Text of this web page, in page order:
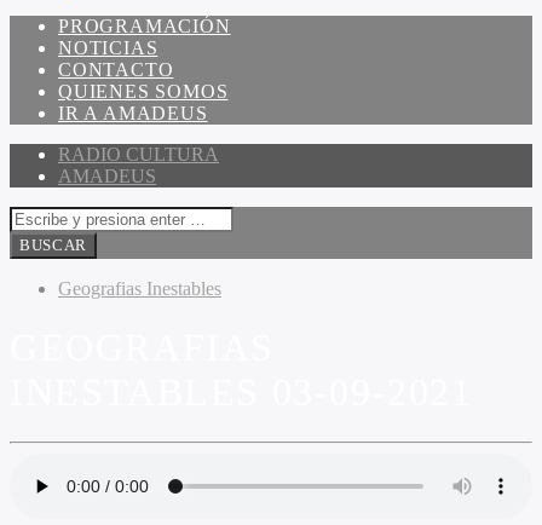
PROGRAMACIÓN
NOTICIAS
CONTACTO
QUIENES SOMOS
IR A AMADEUS
RADIO CULTURA
AMADEUS
Geografias Inestables